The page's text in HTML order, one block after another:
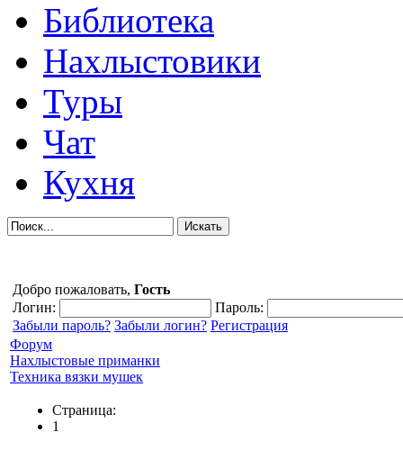
Библиотека
Нахлыстовики
Туры
Чат
Кухня
Добро пожаловать, Гость
Логин:
Пароль:
Забыли пароль? Забыли логин? Регистрация
Форум
Нахлыстовые приманки
Техника вязки мушек
Страница:
1